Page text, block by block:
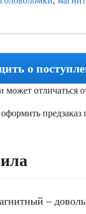
о
отличаться
предзаказ
–